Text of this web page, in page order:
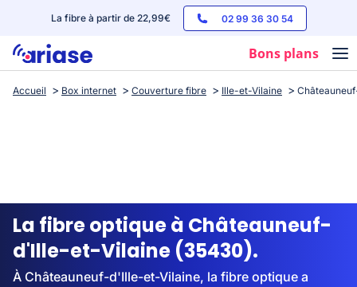
La fibre à partir de 22,99€ 02 99 36 30 54
Bons plans
Box internet
Streaming
Accueil Box internet Couverture fibre Ille-et-Vilaine
La fibre optique à Châteauneuf-
d'Ille-et-Vilaine (35430).
À Châteauneuf-d'Ille-et-Vilaine, la fibre optique a